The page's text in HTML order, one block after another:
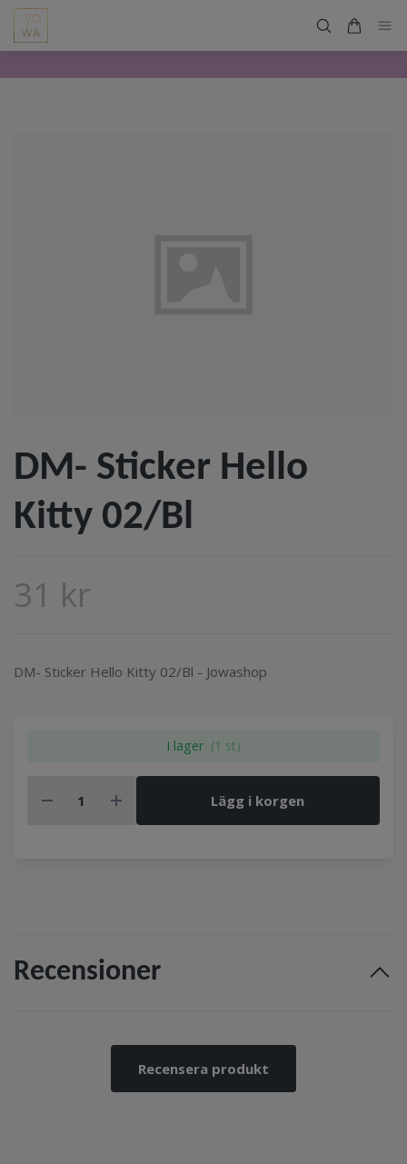
DM- Sticker Hello
Kitty 02/Bl
31 kr
DM- Sticker Hello Kitty 02/Bl - Jowashop
I lager (1 st)
Lägg i korgen
Recensioner
Recensera produkt